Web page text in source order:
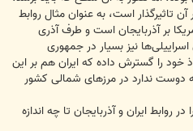
تاثیرگذار است، به عنوان مثال روابط
بر آذربایجان است و طرف آذری
نیز بسیار در جمهوری
خود را گسترش داده که ایران هم بر این
ندارد در مرزهای شمالی کشور
روابط ایران و آذربایجان تا چه اندازه